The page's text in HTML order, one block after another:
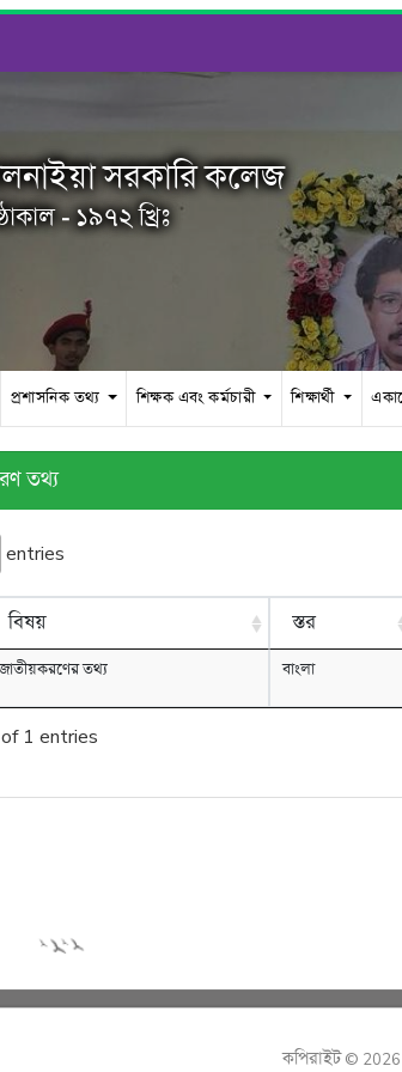
সরকারি কলেজ
- ১৯৭২ খ্রিঃ
প্রশাসনিক তথ্য শিক্ষক এবং কর্মচারী শিক্ষার্থী
তথ্য
entries
বিষয় স্তর
জাতীয়করণের তথ্য বাংলা
1 entries
কপিরাইট © 2026